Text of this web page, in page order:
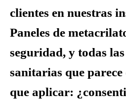
clientes en nuestras
Paneles de
seguridad, y todas
sanitarias que parece
que aplicar: